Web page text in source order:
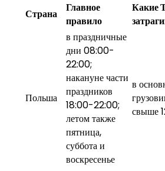
Страна
Главное
правило
Какие
Польша
в праздничные
дни 08:00-
22:00;
накануне части
праздников
18:00-22:00;
летом также
пятница,
суббота и
воскресенье
в
свыше